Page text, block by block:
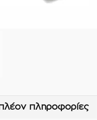
πληροφορίες